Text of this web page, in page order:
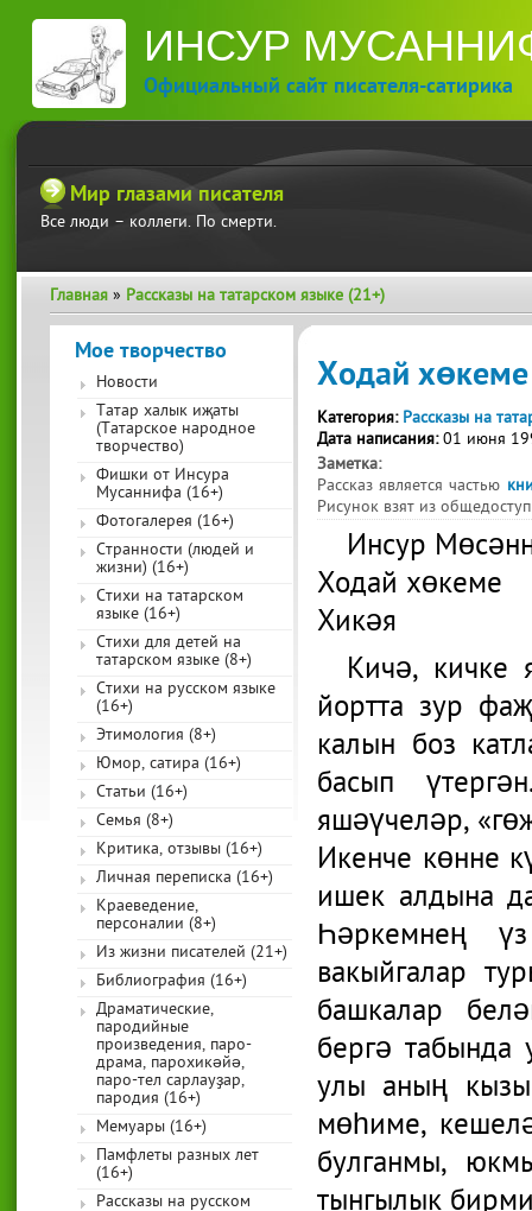
ИНСУР
Официальный сайт писателя-сатирика
Мир глазами писателя
Все люди – коллеги. По смерти.
Вы здесь
Главная » Рассказы на татарском языке (21+)
Ходай хөкеме
Категория: Рассказы на
Дата написания:01 июня
Заметка:
Рассказ является частью
Рисунок взят из
Инсур
Ходай хөкеме
Хикәя
Кичә, кичке
йортта зур
калын боз
басып
яшәүчеләр,
Икенче көнне
ишек алдына
Һәркемнең
вакыйгалар
башкалар
бергә табында
улы аның
мөһиме,
булганмы,
тынгылык
Мое творчество
Новости
Татар халык иҗаты
(Татарское народное
творчество)
Фишки от Инсура
Мусаннифа (16+)
Фотогалерея (16+)
Странности (людей и
жизни) (16+)
Стихи на татарском
языке (16+)
Стихи для детей на
татарском языке (8+)
Стихи на русском языке
(16+)
Этимология (8+)
Юмор, сатира (16+)
Статьи (16+)
Семья (8+)
Критика, отзывы (16+)
Личная переписка (16+)
Краеведение,
персоналии (8+)
Из жизни писателей (21+)
Библиография (16+)
Драматические,
пародийные
произведения, паро-
драма, парохикәйә,
паро-тел сарлауҙар,
пародия (16+)
Мемуары (16+)
Памфлеты разных лет
(16+)
Рассказы на русском